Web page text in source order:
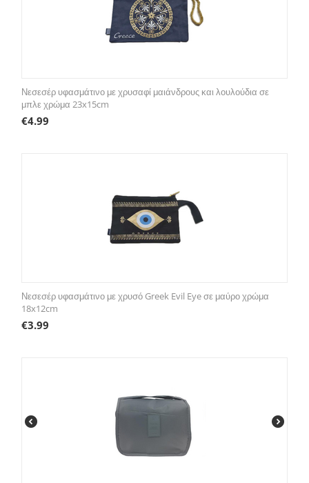
Νεσεσέρ υφασμάτινο με χρυσαφί μαιάνδρους και λουλούδια σε
μπλε χρώμα 23x15cm
€4.99
Νεσεσέρ υφασμάτινο με χρυσό Greek Evil Eye σε μαύρο χρώμα
18x12cm
€3.99